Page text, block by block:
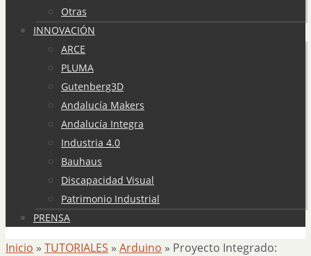
Otras
INNOVACIÓN
ARCE
PLUMA
Gutenberg3D
Andalucía Makers
Andalucía Integra
Industria 4.0
Bauhaus
Discapacidad Visual
Patrimonio Industrial
PRENSA
Inicio » TUTORIALES » Arduino » Proyecto Integrado: